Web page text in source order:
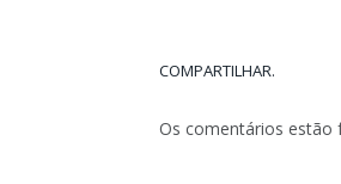
COMPARTILHAR.
Os comentários estão